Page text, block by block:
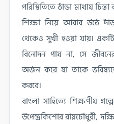
পরিস্থিতিতে ঠান্ডা মাথায়
শিক্ষা নিয়ে আবার উঠে
থেকেও সুখী হওয়া যায়।
বিনোদন পায় না, সে
অর্জন করে যা তাকে
করবে।
বাংলা সাহিত্যে শিক্ষণীয়
উপেন্দ্রকিশোর রায়চৌধুরী,